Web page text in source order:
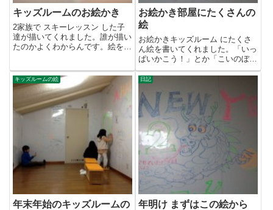
キッズルームのお絵かき
2家族で スキーレッスン した子
達が描いてくれました。誰が描い
たのかよくわからんです。絵を描
お絵かき部屋にたくさんの
絵
お絵かきキッズルーム にたくさ
ん絵を書いてくれました。「いっ
ぱいかこう！」とか「こいのぼ
り」なんかも。長野初めてだった
方...
キッズルームの絵
年末年始のキッズルームの
日記
年明け まずはこの絵から